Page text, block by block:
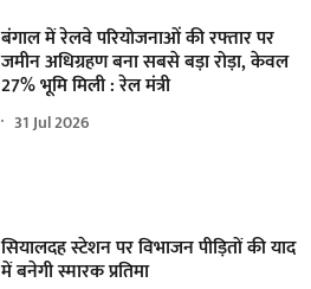
बंगाल में रेलवे परियोजनाओं की रफ्तार पर
जमीन अधिग्रहण बना सबसे बड़ा रोड़ा, केवल
27% भूमि मिली : रेल मंत्री
31 Jul 2026
सियालदह स्टेशन पर विभाजन पीड़ितों की याद
में बनेगी स्मारक प्रतिमा